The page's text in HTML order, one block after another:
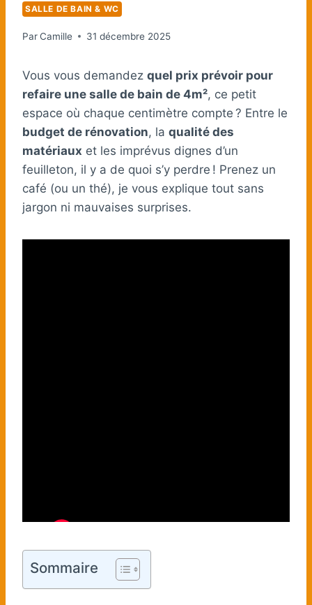
SALLE DE BAIN & WC
ParCamille 31 décembre 2025
Vous vous demandez quel prix prévoir pour
refaire une salle de bain de 4m², ce petit
espace où chaque centimètre compte ? Entre le
budget de rénovation, la qualité des
matériaux et les imprévus dignes d’un
feuilleton, il y a de quoi s’y perdre ! Prenez un
café (ou un thé), je vous explique tout sans
jargon ni mauvaises surprises.
Sommaire